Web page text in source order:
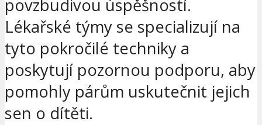
povzbudivou úspěšností.
Lékařské týmy se specializují na
tyto pokročilé techniky a
poskytují pozornou podporu, aby
pomohly párům uskutečnit jejich
sen o dítěti.